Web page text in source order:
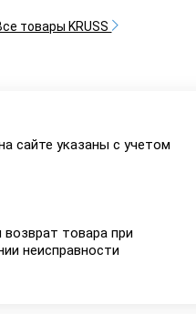
товары KRUSS
сайте указаны с учетом
товара при
неисправности